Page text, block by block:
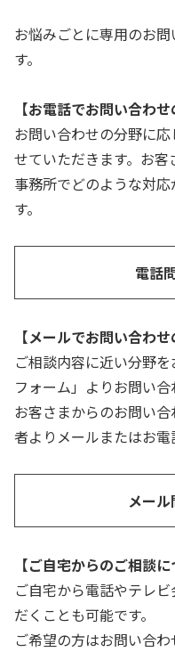
お悩みごとに専用のお
す。
【お電話でお問い合わせ
お問い合わせの分野に
せていただきます。お
事務所でどのような対
す。
電話
【メールでお問い合わせ
ご相談内容に近い分野
フォーム」よりお問い合
お客さまからのお問い
者よりメールまたはお電
メー
【ご自宅からのご相談に
ご自宅から電話やテレ
だくことも可能です。
ご希望の方はお問い合